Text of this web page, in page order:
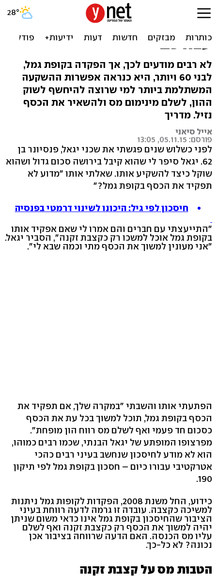
בני 60 ומעלה? הכירו את
החיסכון הכי אטרקטיבי
עבורכם
לא רבים מודעים לכך, אך הפקדה בקופת גמל,
לבני 60 ויותר, היא כנראה אפשרות ההשקעה
המשתלמת ביותר למי שרוצה להיחשף לשוק
ההון, לשלם מינימום מס ולהשאיר את הכסף
נזיל. מדריך
אייל סיאני
פורסם: 05.11.15, 13:05
לפני כשלוש שנים פגשתי את שכני יגאל, פנסיונר בן
62. יגאל סיפר לי שהוא קיבל בירושה סכום גדול ושהוא
שוקל כיצד להשקיע אותו. שאלתי אותו "מדוע לא
תפקיד את הכסף בקופת גמל?"
חיסכון לפי גיל: היכונו לשינוי דרמטי בפנסיה
"התייעצתי עם חברים והם אמרו לי שאם אפקיד אותו
בקופת גמל אוכל למשכו רק כקצבת זקנה", הסביר יגאל.
"אני מעונין למשוך את הכסף מתי וכמה שבא לי".
הפתעתי אותו והשבתי "במקרה שלך, אם תפקיד את
הכסף בקופת גמל, תוכל למשוך בכל עת את הכסף
כסכום חד פעמי ואף לשלם מס רווח הון מופחת".
מפרצופו המופתע של יגאל הבנתי, שכמו רבים כמוהו,
הוא לא מודע לחיסכון שנחשב בעיני רבים כהכי
אטרקטיבי עבורו כיום – חסכון בקופת גמל לפי תיקון
190.
כידוע, החל משנת 2008, הפקדות לקופות גמל ניתנות
למשיכה כקצבה. עובדה זו גרמה לדעה רווחת בעיני
הציבור שהחיסכון בקופת גמל אינו כדאי משום שניתן
יהיה למשוך את הכסף רק כקצבת זקנה ואף לשלם
עליו מס הכנסה. האם הדעה שרווחה בציבור אכן
נכונה? לא כל-כך.
הטבות מס על קצבת זקנה